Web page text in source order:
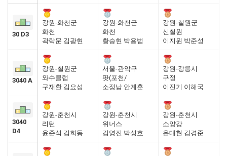
30 D3
강원-화천군
화천
곽락문 김광현
강원-화천군
화천
황승현 박용범
강원-철원군
신철원
이지원 박준성
3040 A
강원-철원군
와수클럽
구재환 김요섭
서울-관악구
팟(포천/
소정남 안계훈
강원-강릉시
구정
이진기 이해국
3040
D4
강원-춘천시
리턴
윤준석 김희동
강원-춘천시
위너스
김영진 박성호
강원-춘천시
소양강
윤대현 김경준